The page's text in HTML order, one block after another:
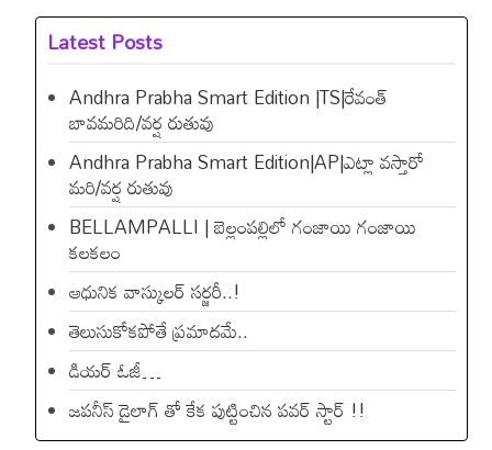
Latest Posts
Andhra Prabha Smart Edition |TS|రేవంత్​
బావమరిది/వర్ష రుతువు
Andhra Prabha Smart Edition|AP|ఎట్లా వస్తారో
మరి/వర్ష రుతువు
BELLAMPALLI | బెల్లంపల్లిలో గంజాయి గంజాయి
కలకలం
ఆధునిక వాస్కులర్ సర్జరీ..!
తెలుసుకోకపోతే ప్రమాదమే..
డియ‌ర్ ఓజీ…
జపనీస్ డైలాగ్ తో కేక పుట్టించిన ప‌వ‌ర్ స్టార్ !!